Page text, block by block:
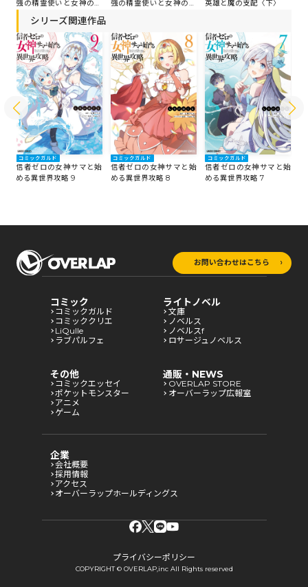
強の精霊使いと女神の願
強の精霊使いと女神の願
英雄と魔の支配〈下〉
シリーズ関連作品
コミックガルド
信者ゼロの女神サマと始
める異世界攻略 9
コミックガルド
信者ゼロの女神サマと始
める異世界攻略 8
コミックガルド
信者ゼロの女神サマと始
める異世界攻略 7
お問い合わせはこちら
コミック
コミックガルド
コミッククリエ
LiQulle
ラブパルフェ
ライトノベル
文庫
ノベルス
ノベルスf
ロサージュノベルス
その他
コミックエッセイ
ポケットモンスター
アニメ
ゲーム
通販・NEWS
OVERLAP STORE
オーバーラップ広報室
企業
会社概要
採用情報
アクセス
オーバーラップホールディングス
プライバシーポリシー
COPYRIGHT © OVERLAP,inc All Rights reserved